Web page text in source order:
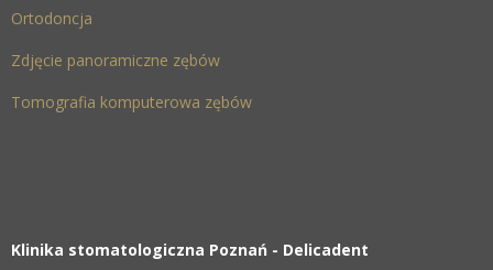
Ortodoncja
Zdjęcie panoramiczne zębów
Tomografia komputerowa zębów
Klinika stomatologiczna Poznań - Delicadent